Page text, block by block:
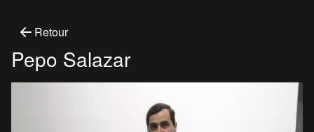
Retour
Pepo Salazar